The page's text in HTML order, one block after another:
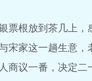
根放到茶几上，
宋家这一趟生意
商议一番，决定